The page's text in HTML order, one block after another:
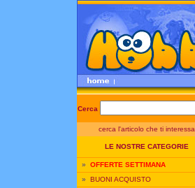
Cerca
cerca l'articolo che ti interessa
LE NOSTRE CATEGORIE
» OFFERTE SETTIMANA
» BUONI ACQUISTO